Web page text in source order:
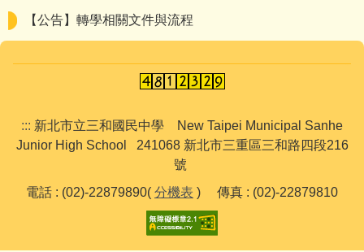
【公告】轉學相關文件與流程
::: 新北市立三和國民中學 New Taipei Municipal Sanhe
Junior High School 241068 新北市三重區三和路四段216
號
電話 : (02)-22879890( 分機表 ) 傳真 : (02)-22879810